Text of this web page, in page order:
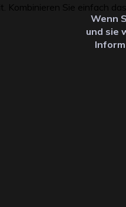
Wenn
und sie
Kombinieren Sie einfach